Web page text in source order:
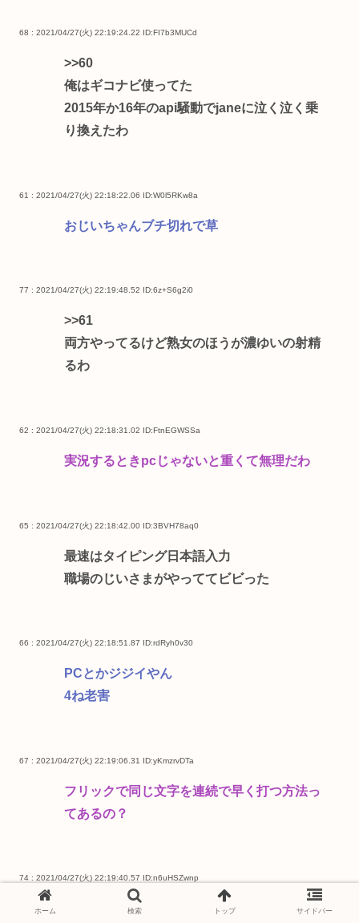
68 : 2021/04/27(火) 22:19:24.22 ID:FI7b3MUCd
>>60
俺はギコナビ使ってた
2015年か16年のapi騒動でjaneに泣く泣く乗
り換えたわ
61 : 2021/04/27(火) 22:18:22.06 ID:W0l5RKw8a
おじいちゃんブチ切れで草
77 : 2021/04/27(火) 22:19:48.52 ID:6z+S6g2i0
>>61
両方やってるけど熟女のほうが濃ゆいの射精
るわ
62 : 2021/04/27(火) 22:18:31.02 ID:FtnEGWSSa
実況するときpcじゃないと重くて無理だわ
65 : 2021/04/27(火) 22:18:42.00 ID:3BVH78aq0
最速はタイピング日本語入力
職場のじいさまがやっててビビった
66 : 2021/04/27(火) 22:18:51.87 ID:rdRyh0v30
PCとかジジイやん
4ね老害
67 : 2021/04/27(火) 22:19:06.31 ID:yKmzrvDTa
フリックで同じ文字を連続で早く打つ方法っ
てあるの？
74 : 2021/04/27(火) 22:19:40.57 ID:n6uHSZwnp
ホーム 検索 トップ サイドバー